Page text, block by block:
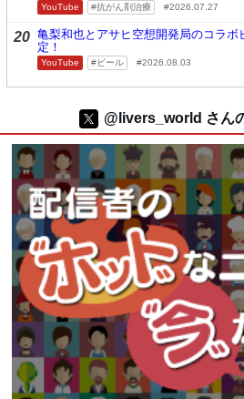
YouTube 抗がん剤治療 2026.07.27
20 亀梨和也とアサヒ空想開発局のコラボ
定！
YouTube ビール 2026.08.03
@livers_world さん